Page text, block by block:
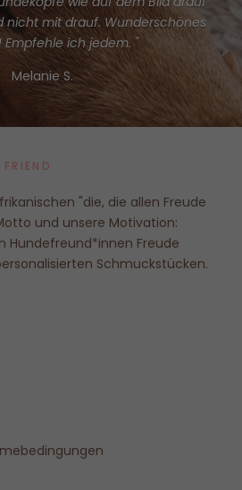
nicht mit drauf. Wunderschönes
Empfehle ich jedem. "
Melanie S.
"die, die allen Freude
und unsere Motivation:
Hundefreund*innen Freude
Schmuckstücken.